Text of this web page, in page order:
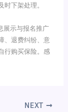
下架处理。
示与报名推广
、退费纠纷、意
行购买保险。感
NEXT